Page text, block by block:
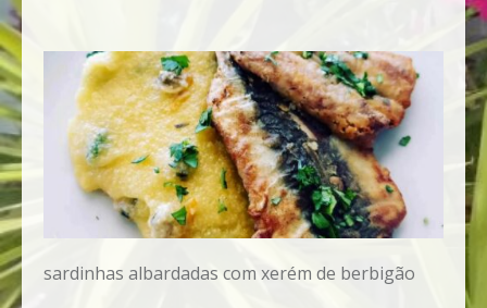
sardinhas albardadas com xerém de berbigão